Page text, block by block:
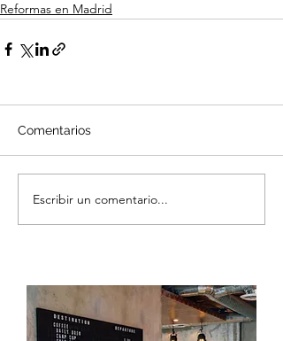
Reformas en Madrid
Comentarios
Escribir un comentario...